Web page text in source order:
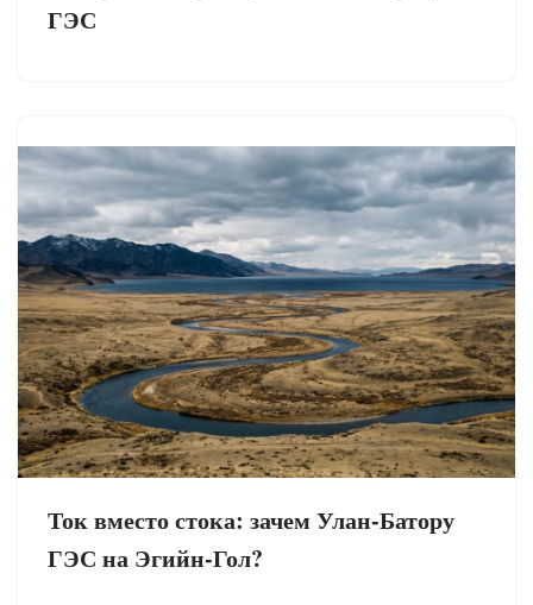
ГЭС
Ток вместо стока: зачем Улан-Батору
ГЭС на Эгийн-Гол?